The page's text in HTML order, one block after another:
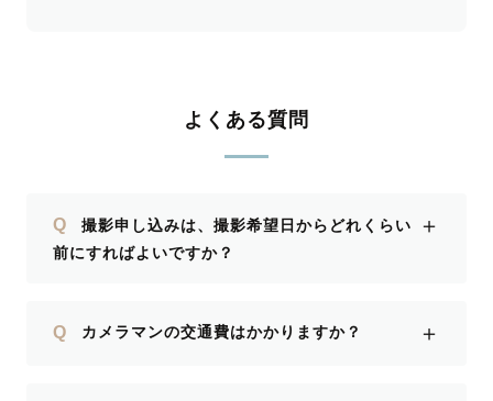
よくある質問
Q
撮影申し込みは、撮影希望日からどれくらい
前にすればよいですか？
＋
Q カメラマンの交通費はかかりますか？ ＋